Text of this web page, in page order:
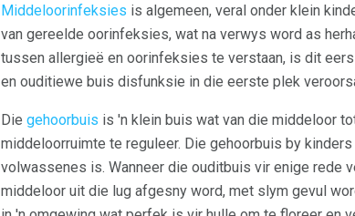
Middeloorinfeksies is algemeen, veral onder klein
van gereelde oorinfeksies, wat na verwys word as
tussen allergieë en oorinfeksies te verstaan, is dit
en ouditiewe buis disfunksie in die eerste plek
Die gehoorbuis is 'n klein buis wat van die middeloor
middeloorruimte te reguleer. Die gehoorbuis by
volwassenes is. Wanneer die ouditbuis vir enige rede
middeloor uit die lug afgesny word, met slym gevul